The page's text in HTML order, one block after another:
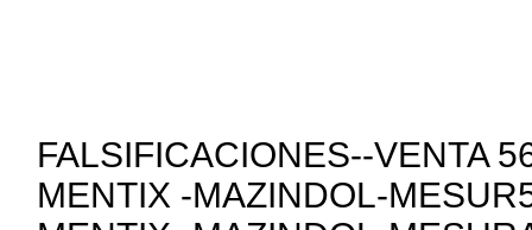
FALSIFICACIONES--VENTA
MENTIX -MAZINDOL-